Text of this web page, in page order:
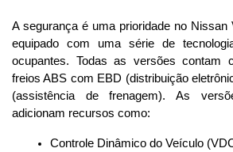
A segurança é uma prioridade no Nissan
equipado com uma série de
ocupantes. Todas as versões contam
freios ABS com EBD (distribuição
(assistência de frenagem). As
adicionam recursos como:
Controle Dinâmico do Veículo